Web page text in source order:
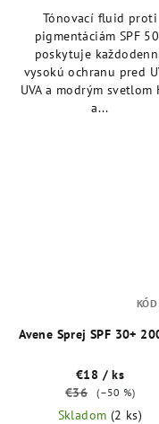
Tónovací fluid proti
pigmentáciám SPF
poskytuje
vysokú ochranu pred
UVA a modrým svetlom
a...
Avene Sprej SPF 30+
€18 / ks
€36
(–50 %)
Skladom (2 ks)